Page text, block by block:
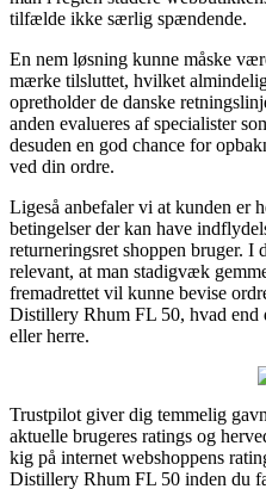
tilfælde ikke særlig spændende.
En nem løsning kunne måske
mærke tilsluttet, hvilket
opretholder de danske
anden evalueres af specialister
desuden en god chance for
ved din ordre.
Ligeså anbefaler vi at kunden er
betingelser der kan have
returneringsret shoppen bruger. I
relevant, at man stadigvæk
fremadrettet vil kunne bevise
Distillery Rhum FL 50, hvad end
eller herre.
Trustpilot giver dig temmelig
aktuelle brugeres ratings og
kig på internet webshoppens
Distillery Rhum FL 50 inden du